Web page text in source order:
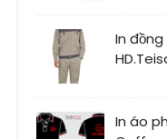
In
In áo